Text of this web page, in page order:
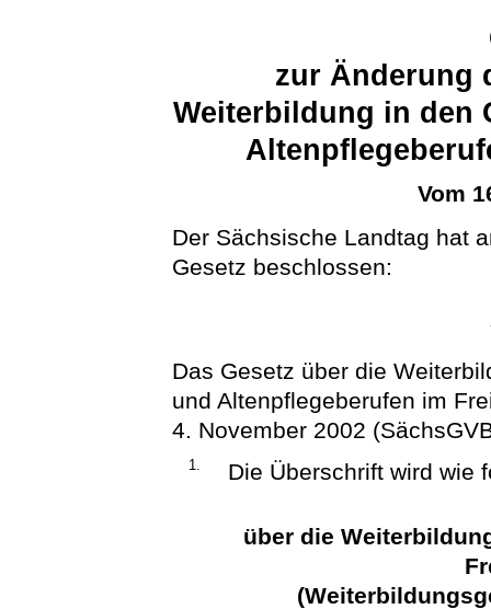
zur Änderung
Weiterbildung in den
Vom
Der Sächsische Landtag hat
Gesetz beschlossen:
Das Gesetz über die
und Altenpflegeberufen im
4. November 2002
1. Die Überschrift wird wie
über die